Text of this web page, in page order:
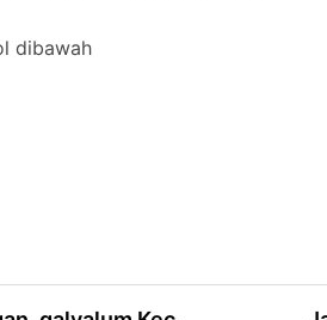
dibawah